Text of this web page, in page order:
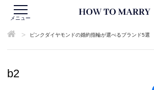
メニュー
> ピンクダイヤモンドの婚約指輪が選べるブランド5選
b2